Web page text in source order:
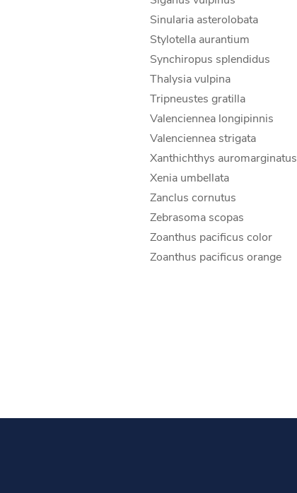
Sinularia asterolobata
Stylotella aurantium
Synchiropus splendidus
Thalysia vulpina
Tripneustes gratilla
Valenciennea longipinnis
Valenciennea strigata
Xanthichthys auromarginatus
Xenia umbellata
Zanclus cornutus
Zebrasoma scopas
Zoanthus pacificus color
Zoanthus pacificus orange